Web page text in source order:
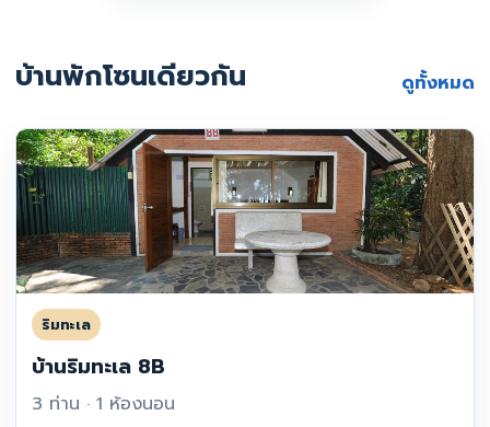
บ้านพักโซนเดียวกัน ดูทั้งหมด
ริมทะเล
บ้านริมทะเล 8B
3 ท่าน · 1 ห้องนอน